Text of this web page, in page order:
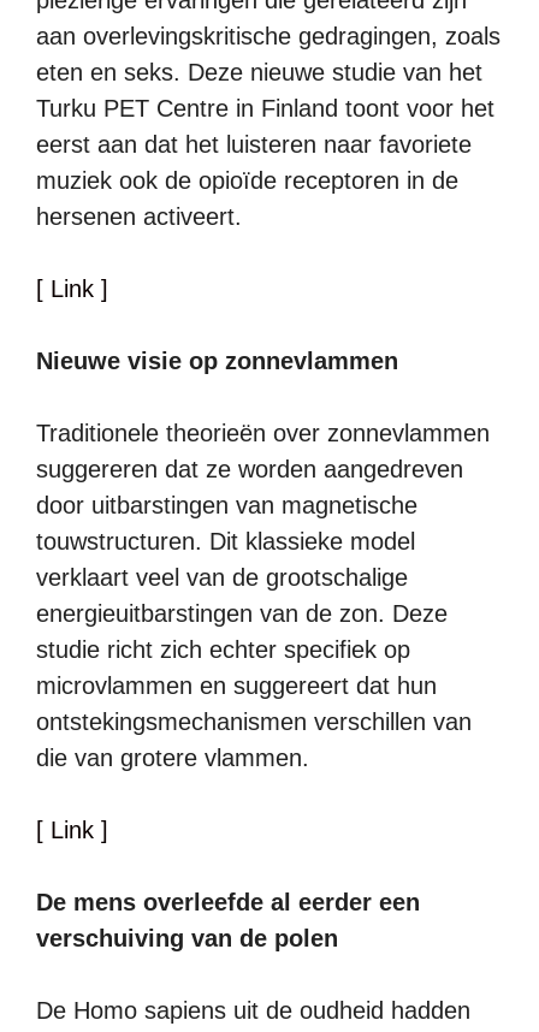
aan overlevingskritische gedragingen, zoals
eten en seks. Deze nieuwe studie van het
Turku PET Centre in Finland toont voor het
eerst aan dat het luisteren naar favoriete
muziek ook de opioïde receptoren in de
hersenen activeert.
[ Link ]
Nieuwe visie op zonnevlammen
Traditionele theorieën over zonnevlammen
suggereren dat ze worden aangedreven
door uitbarstingen van magnetische
touwstructuren. Dit klassieke model
verklaart veel van de grootschalige
energieuitbarstingen van de zon. Deze
studie richt zich echter specifiek op
microvlammen en suggereert dat hun
ontstekingsmechanismen verschillen van
die van grotere vlammen.
[ Link ]
De mens overleefde al eerder een
verschuiving van de polen
De Homo sapiens uit de oudheid hadden